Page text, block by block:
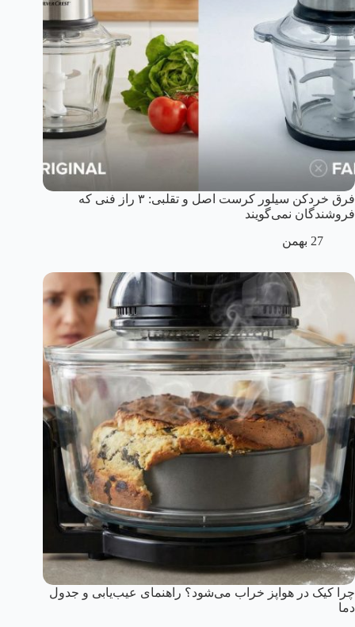
فرق خردکن سیلور کرست اصل و تقلبی: ۳ راز فنی که
فروشندگان نمی‌گویند
27 بهمن
چرا کیک در هواپز خراب می‌شود؟ راهنمای عیب‌یابی و جدول
دما